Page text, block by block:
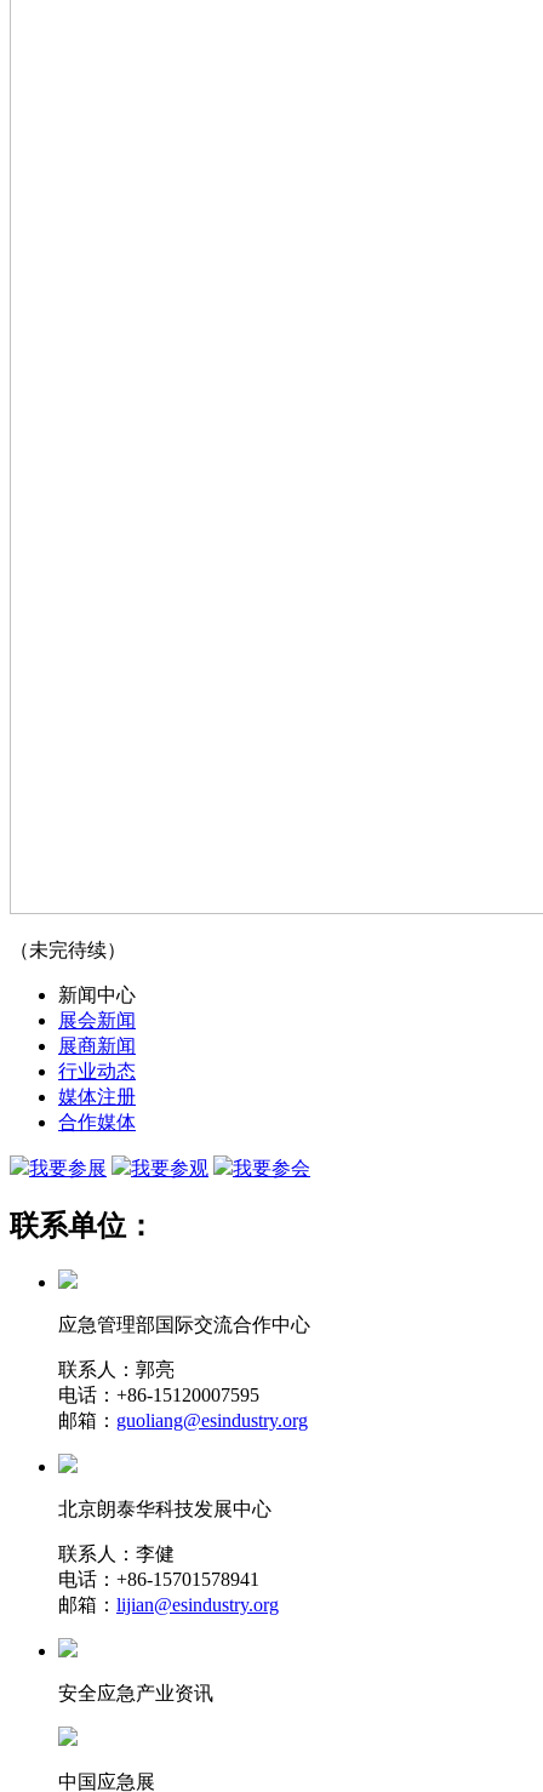
（未完待续）
新闻中心
展会新闻
展商新闻
行业动态
媒体注册
合作媒体
我要参展 我要参观 我要参会
联系单位：
应急管理部国际交流合作中心
联系人：郭亮
电话：+86-15120007595
邮箱： guoliang@esindustry.org
北京朗泰华科技发展中心
联系人：李健
电话：+86-15701578941
邮箱： lijian@esindustry.org
安全应急产业资讯
中国应急展